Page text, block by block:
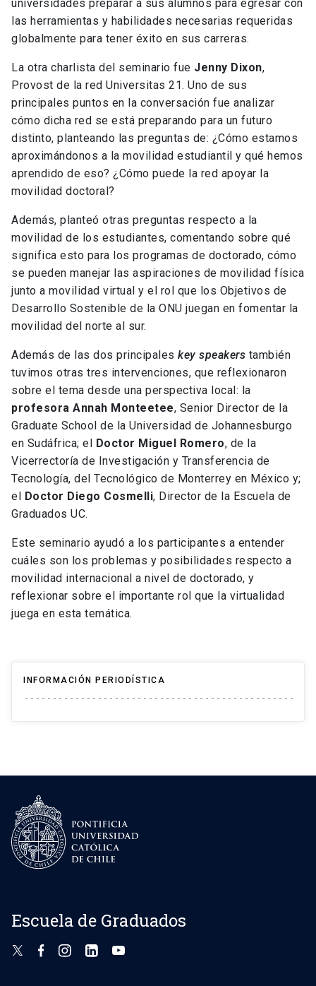
universidades preparar a sus alumnos para egresar con
las herramientas y habilidades necesarias requeridas
globalmente para tener éxito en sus carreras.
La otra charlista del seminario fue Jenny Dixon,
Provost de la red Universitas 21. Uno de sus
principales puntos en la conversación fue analizar
cómo dicha red se está preparando para un futuro
distinto, planteando las preguntas de: ¿Cómo estamos
aproximándonos a la movilidad estudiantil y qué hemos
aprendido de eso? ¿Cómo puede la red apoyar la
movilidad doctoral?
Además, planteó otras preguntas respecto a la
movilidad de los estudiantes, comentando sobre qué
significa esto para los programas de doctorado, cómo
se pueden manejar las aspiraciones de movilidad física
junto a movilidad virtual y el rol que los Objetivos de
Desarrollo Sostenible de la ONU juegan en fomentar la
movilidad del norte al sur.
Además de las dos principales key speakers también
tuvimos otras tres intervenciones, que reflexionaron
sobre el tema desde una perspectiva local: la
profesora Annah Monteetee, Senior Director de la
Graduate School de la Universidad de Johannesburgo
en Sudáfrica; el Doctor Miguel Romero, de la
Vicerrectoría de Investigación y Transferencia de
Tecnología, del Tecnológico de Monterrey en México y;
el Doctor Diego Cosmelli, Director de la Escuela de
Graduados UC.
Este seminario ayudó a los participantes a entender
cuáles son los problemas y posibilidades respecto a
movilidad internacional a nivel de doctorado, y
reflexionar sobre el importante rol que la virtualidad
juega en esta temática.
INFORMACIÓN PERIODÍSTICA
Escuela de Graduados